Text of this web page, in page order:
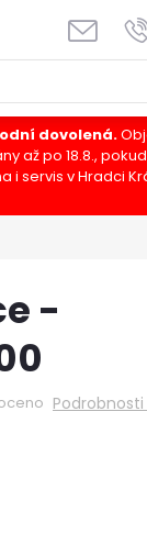
dovolená.
až po 18.8.,
i servis v Hradci
-